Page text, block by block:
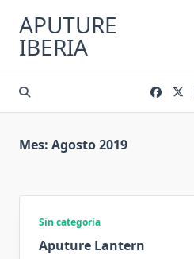
contenido
APUTURE
IBERIA
Mes: Agosto 2019
Sin categoría
Aputure Lantern